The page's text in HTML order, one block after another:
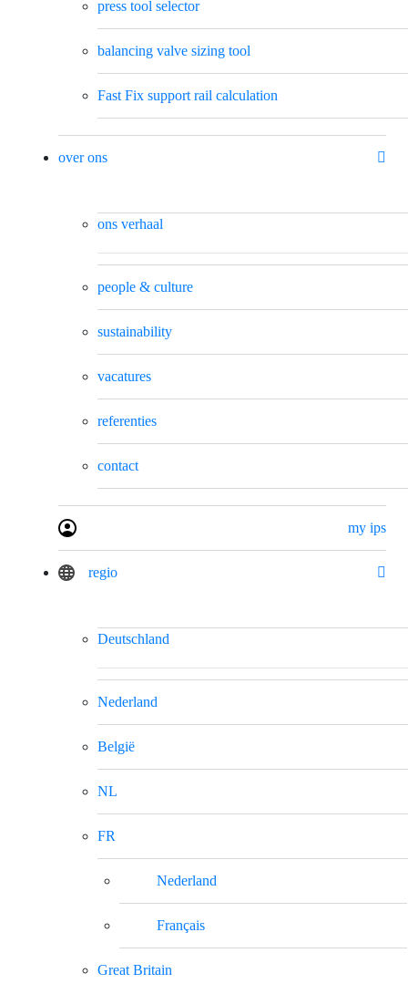
press tool selector
balancing valve sizing tool
Fast Fix support rail calculation
over ons
ons verhaal
people & culture
sustainability
vacatures
referenties
contact
my ips
regio
Deutschland
Nederland
België
NL
FR
Nederland
Français
Great Britain